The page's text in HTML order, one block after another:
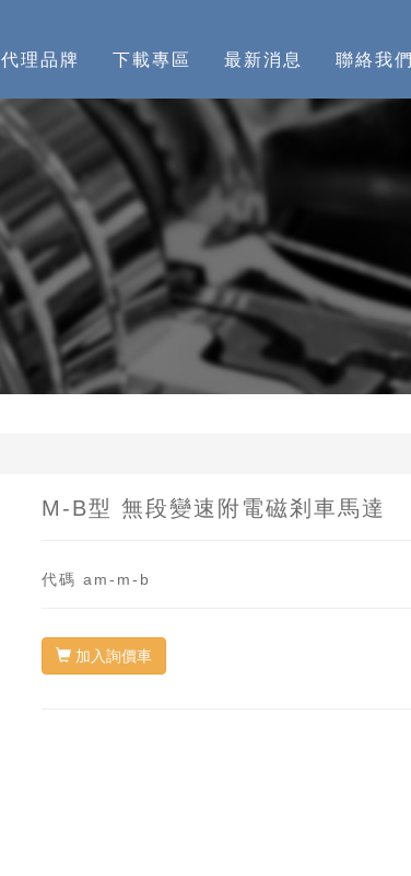
代理品牌 下載專區 最新消息 聯絡我們
M-B型 無段變速附電磁剎車馬達
代碼am-m-b
加入詢價車